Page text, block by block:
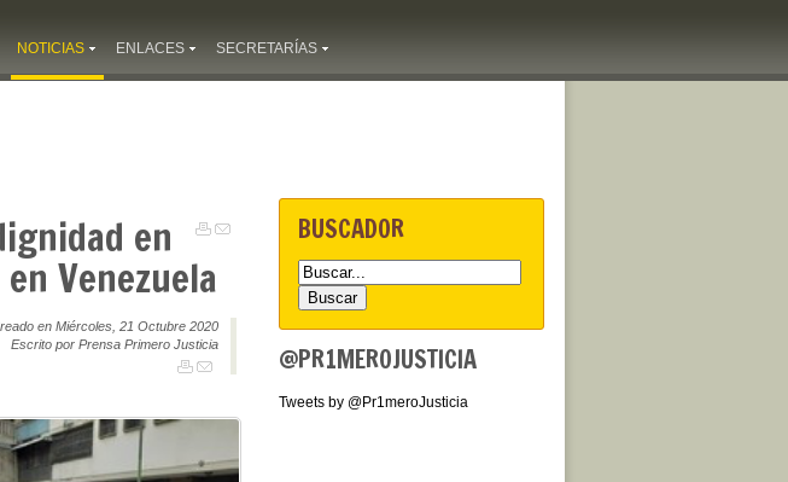
NOTICIAS ENLACES SECRETARÍAS
en
Venezuela
en Miércoles, 21 Octubre 2020
Escrito por Prensa Primero Justicia
BUSCADOR
@PR1MEROJUSTICIA
Tweets by @Pr1meroJusticia